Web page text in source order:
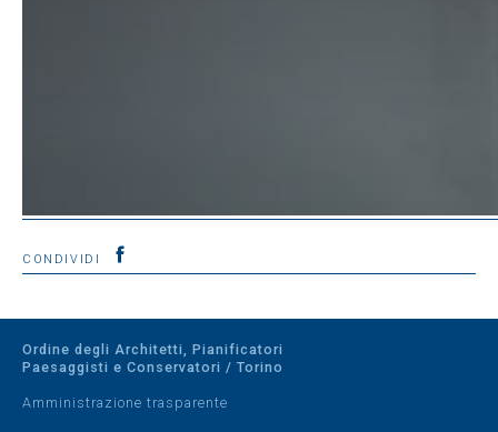
CONDIVIDI
Ordine degli Architetti, Pianificatori
Paesaggisti e Conservatori / Torino
Amministrazione trasparente